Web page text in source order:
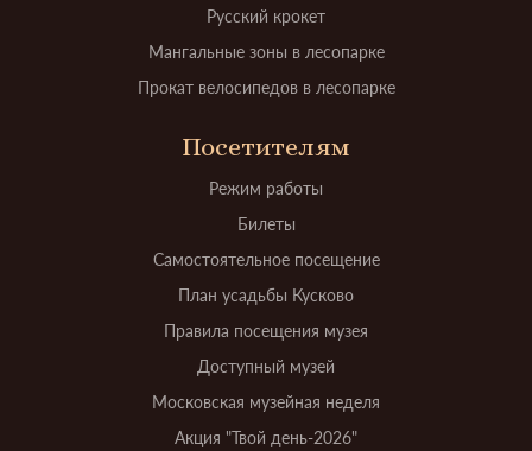
Русский крокет
Мангальные зоны в лесопарке
Прокат велосипедов в лесопарке
Посетителям
Режим работы
Билеты
Самостоятельное посещение
План усадьбы Кусково
Правила посещения музея
Доступный музей
Московская музейная неделя
Акция "Твой день-2026"